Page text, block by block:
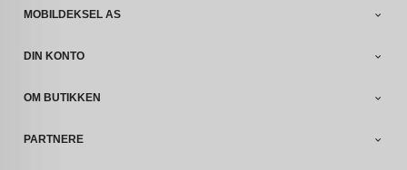
MOBILDEKSEL AS
DIN KONTO
OM BUTIKKEN
PARTNERE